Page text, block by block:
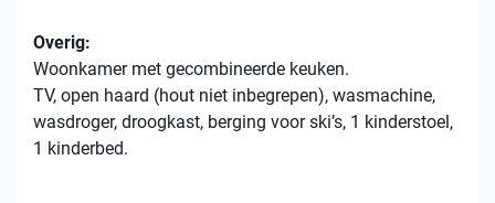
Overig:
Woonkamer met gecombineerde keuken.
TV, open haard (hout niet inbegrepen), wasmachine,
wasdroger, droogkast, berging voor ski’s, 1 kinderstoel,
1 kinderbed.